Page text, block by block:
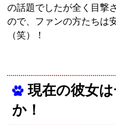
の話題でしたが全く目撃
ので、ファンの方たちは
（笑）！
現在の彼女
か！